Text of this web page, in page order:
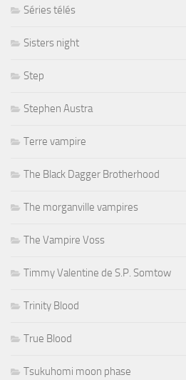
Séries télés
Sisters night
Step
Stephen Austra
Terre vampire
The Black Dagger Brotherhood
The morganville vampires
The Vampire Voss
Timmy Valentine de S.P. Somtow
Trinity Blood
True Blood
Tsukuhomi moon phase